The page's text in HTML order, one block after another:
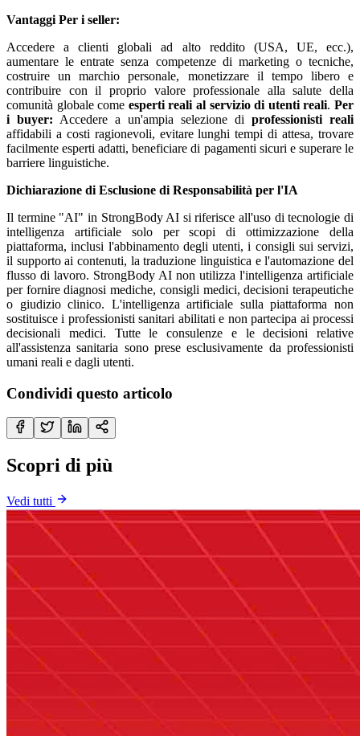
Vantaggi Per i seller:
Accedere a clienti globali ad alto reddito (USA, UE, ecc.),
aumentare le entrate senza competenze di marketing o tecniche,
costruire un marchio personale, monetizzare il tempo libero e
contribuire con il proprio valore professionale alla salute della
comunità globale come esperti reali al servizio di utenti reali.Per
i buyer: Accedere a un'ampia selezione di professionisti reali
affidabili a costi ragionevoli, evitare lunghi tempi di attesa, trovare
facilmente esperti adatti, beneficiare di pagamenti sicuri e superare le
barriere linguistiche.
Dichiarazione di Esclusione di Responsabilità per l'IA
Il termine "AI" in StrongBody AI si riferisce all'uso di tecnologie di
intelligenza artificiale solo per scopi di ottimizzazione della
piattaforma, inclusi l'abbinamento degli utenti, i consigli sui servizi,
il supporto ai contenuti, la traduzione linguistica e l'automazione del
flusso di lavoro. StrongBody AI non utilizza l'intelligenza artificiale
per fornire diagnosi mediche, consigli medici, decisioni terapeutiche
o giudizio clinico. L'intelligenza artificiale sulla piattaforma non
sostituisce i professionisti sanitari abilitati e non partecipa ai processi
decisionali medici. Tutte le consulenze e le decisioni relative
all'assistenza sanitaria sono prese esclusivamente da professionisti
umani reali e dagli utenti.
Condividi questo articolo
Scopri di più
Vedi tutti